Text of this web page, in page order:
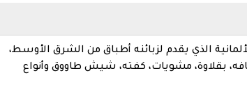
الذي يقدم لزبائنه أطباق من الشرق الأوسط،
بقلاوة، مشويات، كفته، شيش طاووق وأنواع